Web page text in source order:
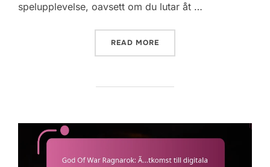
spelupplevelse, oavsett om du lutar åt …
READ MORE